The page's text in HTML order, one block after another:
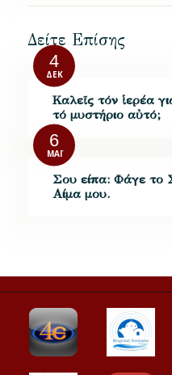
Δείτε Επίσης
4
ΔΕΚ
Καλεῖς τόν ἱερέα
τό μυστήριο αὐτό;
6
ΜΆΙ
Σου είπα: Φάγε το
Αίμα μου.